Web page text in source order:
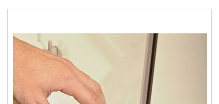
Душевые двери
Поддоны для душа
Сиденья OVO для душевых уголков